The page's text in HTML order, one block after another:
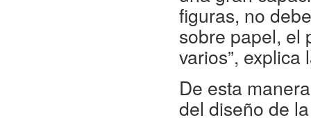
figuras, no
sobre papel, el
varios”,
De esta
del diseño de